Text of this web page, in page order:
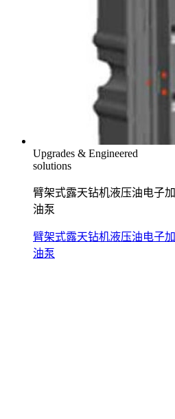
Upgrades & Engineered
solutions
臂架式露天钻机液压油电子加
油泵
臂架式露天钻机液压油电子加
油泵